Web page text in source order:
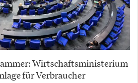
Wirtschaftsministerium
für Verbraucher